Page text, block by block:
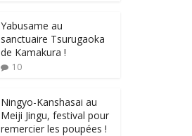
Yabusame au
sanctuaire Tsurugaoka
de Kamakura !
10
Ningyo-Kanshasai au
Meiji Jingu, festival pour
remercier les poupées !